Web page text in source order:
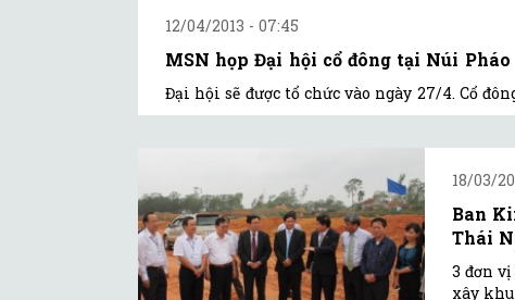
12/04/2013 - 07:45
MSN họp Đại hội cổ đông tại Núi Pháo
Đại hội sẽ được tổ chức vào ngày 27/4. Cổ
18/03/
Ban
Thái
3 đơn
xây